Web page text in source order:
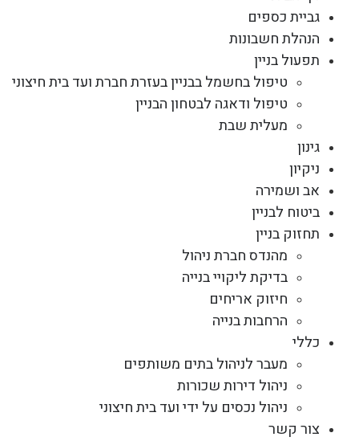
גביית כספים
הנהלת חשבונות
תפעול בניין
טיפול בחשמל בבניין בעזרת חברת ועד בית חיצוני
טיפול ודאגה לבטחון הבניין
מעלית שבת
גינון
ניקיון
אב ושמירה
ביטוח לבניין
תחזוק בניין
מהנדס חברת ניהול
בדיקת ליקויי בנייה
חיזוק אריחים
הרחבות בנייה
כללי
מעבר לניהול בתים משותפים
ניהול דירות שכורות
ניהול נכסים על ידי ועד בית חיצוני
צור קשר